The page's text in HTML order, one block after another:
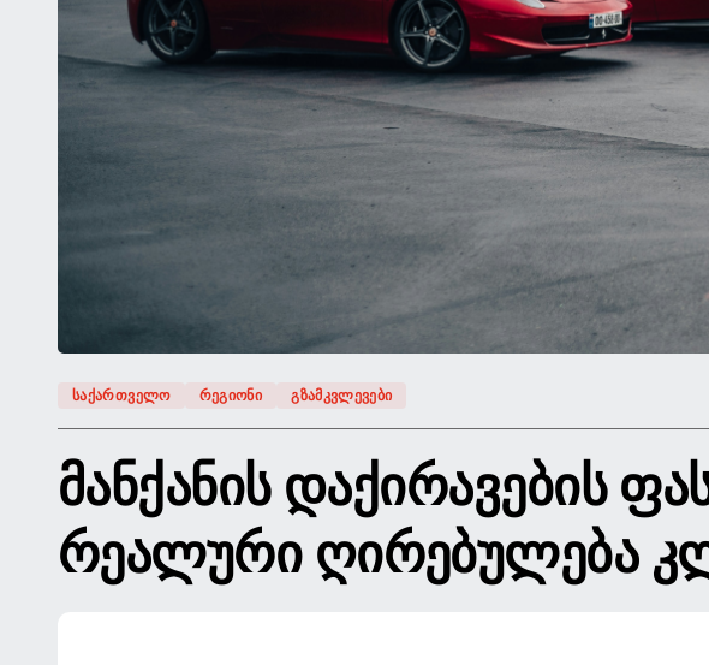
ᲡᲐᲥᲐᲠᲗᲕᲔᲚᲝ ᲠᲔᲒᲘᲝᲜᲘ ᲒᲖᲐᲛᲙᲕᲚᲔᲕᲔᲑᲘ
ᲛᲐᲜᲥᲐᲜᲘᲡ ᲓᲐᲥᲘᲠᲐᲕᲔᲑᲘᲡ
ᲠᲔᲐᲚᲣᲠᲘ ᲦᲘᲠᲔᲑᲣᲚᲔᲑᲐ